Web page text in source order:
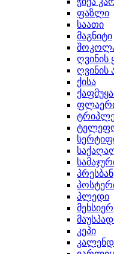
ფაზლი
საათი
მაგნიტი
ღვინის
ღვინის
ქისა
პლედი
კეპი